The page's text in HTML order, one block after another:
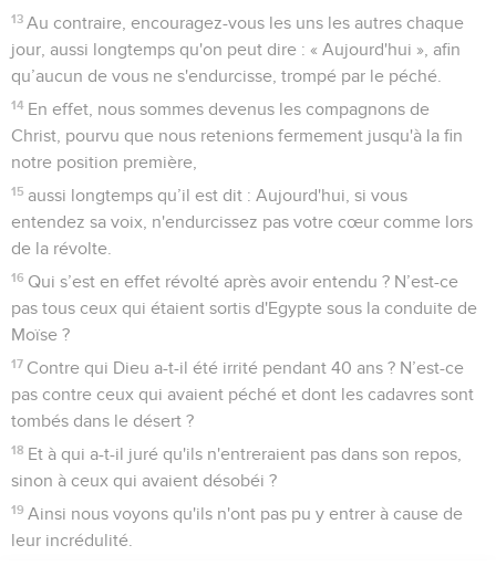
13 Au contraire, encouragez-vous les uns les autres chaque
jour, aussi longtemps qu'on peut dire : « Aujourd'hui », afin
qu’aucun de vous ne s'endurcisse, trompé par le péché.
14 En effet, nous sommes devenus les compagnons de
Christ, pourvu que nous retenions fermement jusqu'à la fin
notre position première,
15 aussi longtemps qu’il est dit : Aujourd'hui, si vous
entendez sa voix, n'endurcissez pas votre cœur comme lors
de la révolte.
16 Qui s’est en effet révolté après avoir entendu ? N’est-ce
pas tous ceux qui étaient sortis d'Egypte sous la conduite de
Moïse ?
17 Contre qui Dieu a-t-il été irrité pendant 40 ans ? N’est-ce
pas contre ceux qui avaient péché et dont les cadavres sont
tombés dans le désert ?
18 Et à qui a-t-il juré qu'ils n'entreraient pas dans son repos,
sinon à ceux qui avaient désobéi ?
19 Ainsi nous voyons qu'ils n'ont pas pu y entrer à cause de
leur incrédulité.